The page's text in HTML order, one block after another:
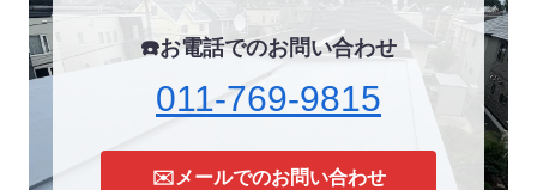
☎️お電話でのお問い合わせ
011-769-9815
✉️メールでのお問い合わせ